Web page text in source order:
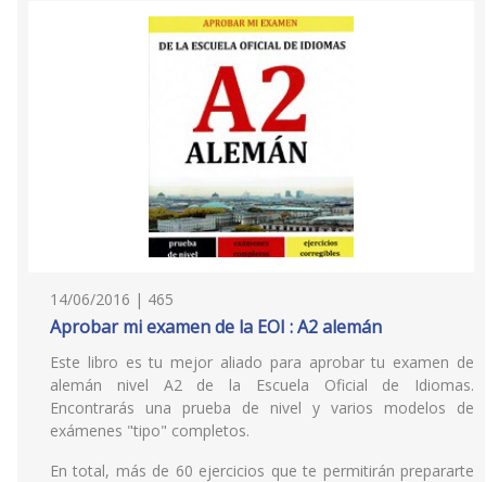
14/06/2016 | 465
Aprobar mi examen de la EOI : A2 alemán
Este libro es tu mejor aliado para aprobar tu examen de
alemán nivel A2 de la Escuela Oficial de Idiomas.
Encontrarás una prueba de nivel y varios modelos de
exámenes "tipo" completos.
En total, más de 60 ejercicios que te permitirán prepararte